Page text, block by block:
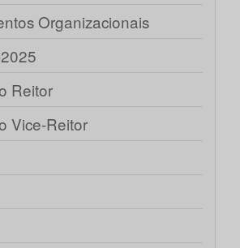
Organizacionais
Reitor
Vice-Reitor